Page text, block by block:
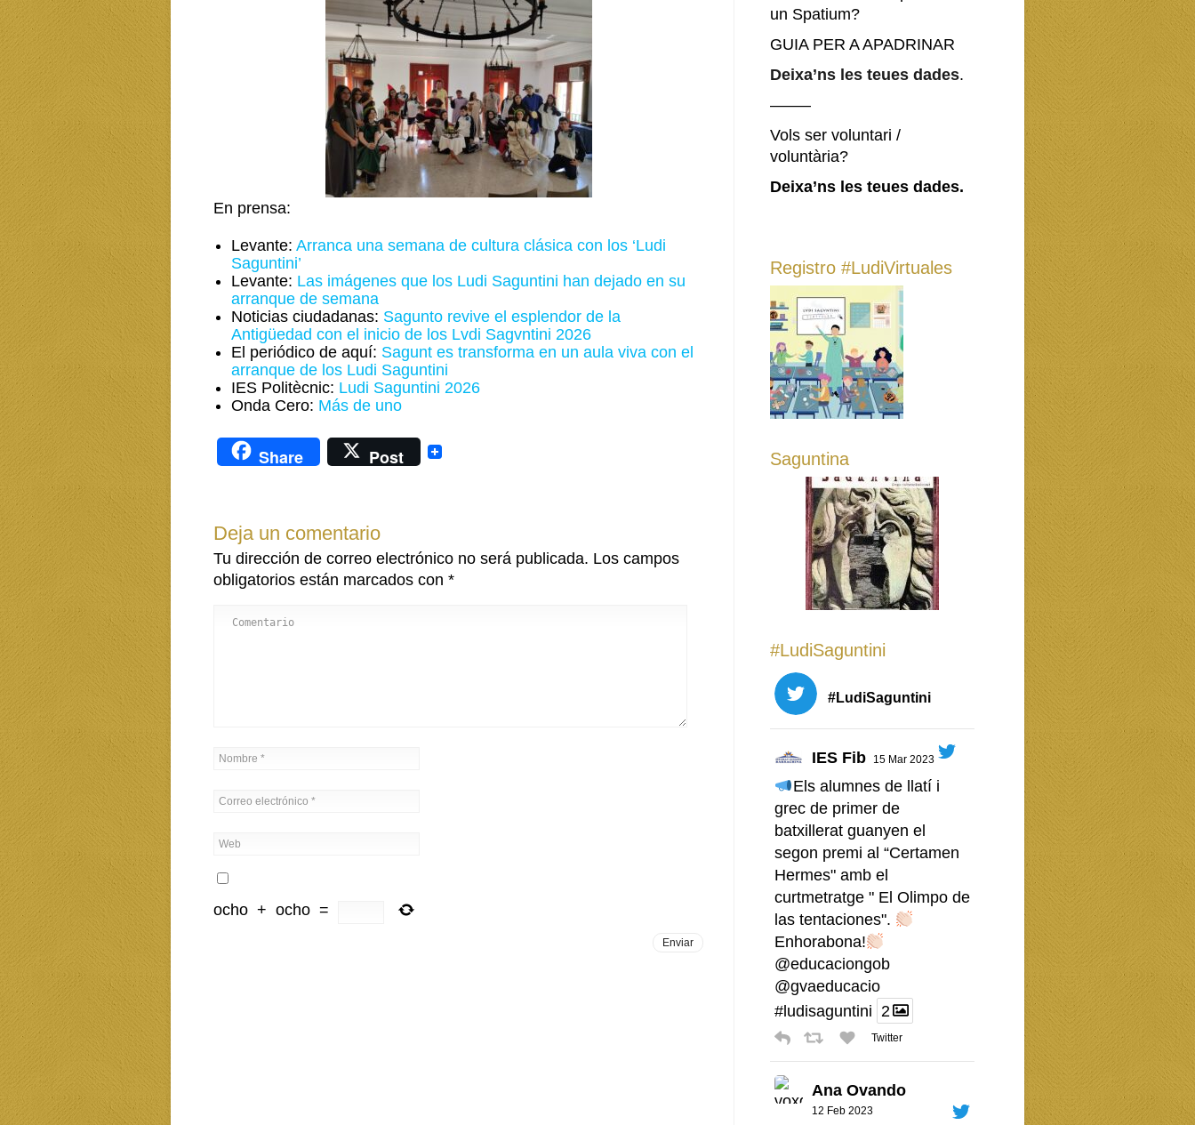
En prensa:
Levante: Arranca una semana de cultura clásica con los ‘Ludi
Saguntini’
Levante: Las imágenes que los Ludi Saguntini han dejado en su
arranque de semana
Noticias ciudadanas: Sagunto revive el esplendor de la
Antigüedad con el inicio de los Lvdi Sagvntini 2026
El periódico de aquí: Sagunt es transforma en un aula viva con el
arranque de los Ludi Saguntini
IES Politècnic: Ludi Saguntini 2026
Onda Cero: Más de uno
Share Post
Deja un comentario
Tu dirección de correo electrónico no será publicada. Los campos
obligatorios están marcados con *
ocho + ocho =
un Spatium?
GUIA PER A APADRINAR
Deixa’ns les teues dades.
——–
Vols ser voluntari /
voluntària?
Deixa’ns les teues dades.
Registro #LudiVirtuales
Saguntina
#LudiSaguntini
#LudiSaguntini
IES Fib 15 Mar 2023
Els alumnes de llatí i
grec de primer de
batxillerat guanyen el
segon premi al “Certamen
Hermes" amb el
curtmetratge " El Olimpo de
las tentaciones".
Enhorabona!
@educaciongob
@gvaeducacio
#ludisaguntini 2
Twitter
Ana Ovando
12 Feb 2023